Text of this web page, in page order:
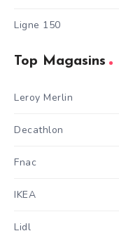
Ligne 150
Top Magasins
Leroy Merlin
Decathlon
Fnac
IKEA
Lidl